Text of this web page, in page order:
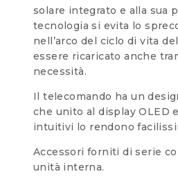
solare integrato e alla sua
tecnologia si evita lo
nell’arco del ciclo di vita
essere ricaricato anche
necessità.
Il telecomando ha un
che unito al display OLED
intuitivi lo rendono
Accessori forniti di serie
unità interna.